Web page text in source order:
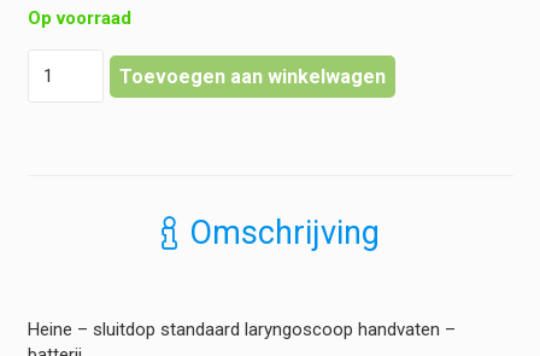
Op voorraad
Toevoegen aan winkelwagen
Omschrijving
Heine – sluitdop standaard laryngoscoop handvaten –